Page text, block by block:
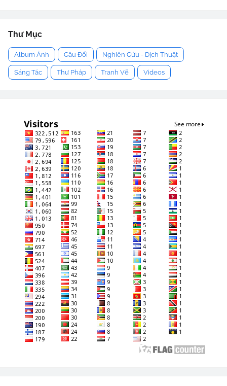
Thư Mục
Album Ảnh Câu Đối Nghiên Cứu - Dịch Thuật
Sáng Tác Thư Pháp Tranh Vẽ Videos